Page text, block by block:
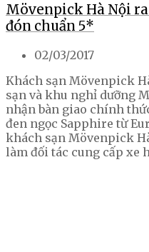
Mövenpick Hà Nội
đón chuẩn 5*
02/03/2017
Khách sạn Mövenpick
sạn và khu nghỉ dưỡng
nhận bàn giao chính
đen ngọc Sapphire từ
khách sạn Mövenpick
làm đối tác cung cấp xe